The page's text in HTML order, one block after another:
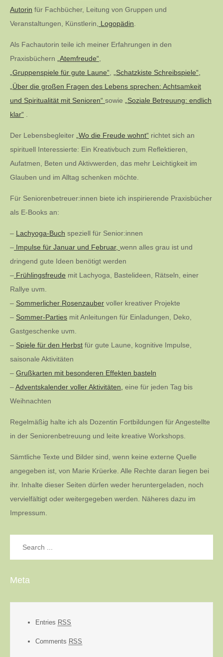
Autorin für Fachbücher, Leitung von Gruppen und
Veranstaltungen, Künstlerin,
Logopädin
Als Fachautorin teile ich meiner Erfahrungen in den
Praxisbüchern
„Atemfreude“
„Gruppenspiele für gute Laune“
„Schatzkiste Schreibspiele“,
„Über die großen Fragen des Lebens sprechen: Achtsamkeit
und Spiritualität mit Senioren“ sowie
„Soziale Betreuung: endlich
klar“
Der Lebensbegleiter „Wo die Freude wohnt“ richtet sich an
spirituell Interessierte: Ein Kreativbuch zum Reflektieren,
Aufatmen, Beten und Aktivwerden, das mehr Leichtigkeit im
Glauben und im Alltag schenken möchte.
Für Seniorenbetreuer:innen biete ich inspirierende Praxisbücher
als E-Books an:
– Lachyoga-Buch speziell für Senior:innen
– Impulse für Januar und Februar, wenn alles grau ist und
dringend gute Ideen benötigt werden
– Frühlingsfreude mit Lachyoga, Bastelideen, Rätseln, einer
Rallye uvm.
– Sommerlicher Rosenzauber voller kreativer Projekte
– Sommer-Parties mit Anleitungen für Einladungen, Deko,
Gastgeschenke uvm.
– Spiele für den Herbst für gute Laune, kognitive Impulse,
saisonale Aktivitäten
– Grußkarten mit besonderen Effekten basteln
–Adventskalender voller Aktivitäten, eine für jeden Tag bis
Weihnachten
Regelmäßig halte ich als Dozentin Fortbildungen für Angestellte
in der Seniorenbetreuung und leite kreative Workshops.
Sämtliche Texte und Bilder sind, wenn keine externe Quelle
angegeben ist, von Marie Krüerke. Alle Rechte daran liegen bei
ihr. Inhalte dieser Seiten dürfen weder heruntergeladen, noch
vervielfältigt oder weitergegeben werden. Näheres dazu im
Impressum.
Meta
Entries RSS
Comments RSS